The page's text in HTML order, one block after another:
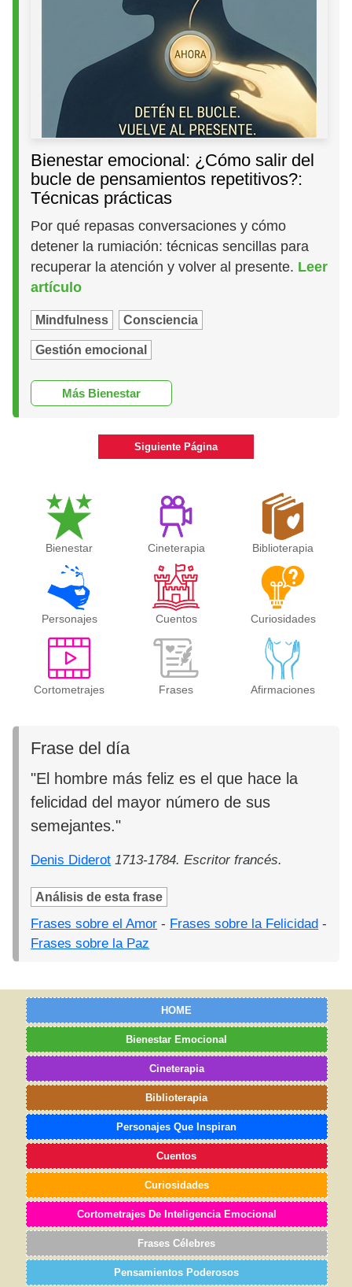
Bienestar emocional: ¿Cómo salir del
bucle de pensamientos repetitivos?:
Técnicas prácticas
Por qué repasas conversaciones y cómo
detener la rumiación: técnicas sencillas para
recuperar la atención y volver al presente. Leer
artículo
Mindfulness Consciencia
Gestión emocional
Más Bienestar
Siguiente Página
Bienestar Cineterapia Biblioterapia
Personajes Cuentos Curiosidades
Cortometrajes Frases Afirmaciones
Frase del día
"El hombre más feliz es el que hace la
felicidad del mayor número de sus
semejantes."
Denis Diderot 1713-1784. Escritor francés.
Análisis de esta frase
Frases sobre el Amor - Frases sobre la Felicidad -
Frases sobre la Paz
HOME
Bienestar Emocional
Cineterapia
Biblioterapia
Personajes Que Inspiran
Cuentos
Curiosidades
Cortometrajes De Inteligencia Emocional
Frases Célebres
Pensamientos Poderosos